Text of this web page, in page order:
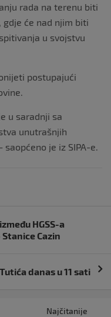
rada na terenu biti
će nad njim biti
u svojstvu
postupajući
u saradnji sa
unutrašnjih
je iz SIPA-e.
HGSS-a
Stanice Cazin
danas u 11 sati
Najčitanije